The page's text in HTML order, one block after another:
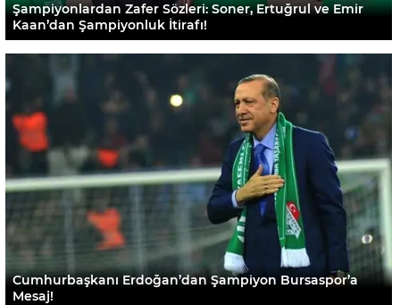
Şampiyonlardan Zafer Sözleri: Soner, Ertuğrul ve Emir
Kaan’dan Şampiyonluk İtirafı!
Cumhurbaşkanı Erdoğan’dan Şampiyon Bursaspor’a
Mesaj!